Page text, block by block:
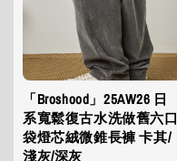
「Broshood」25AW26 日
系寬鬆復古水洗做舊六口
袋燈芯絨微錐長褲 卡其/
淺灰/深灰